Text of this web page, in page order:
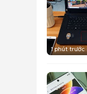
1 phút trước